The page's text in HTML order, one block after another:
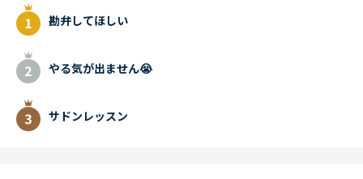
勘弁してほしい
やる気が出ません😭
サドンレッスン